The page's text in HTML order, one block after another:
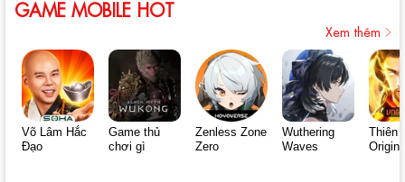
GAME MOBILE HOT
Xem thêm
Võ Lâm Hắc
Đạo
Game thủ
chơi gì
Zenless Zone
Zero
Wuthering
Waves
Thiên
Origin